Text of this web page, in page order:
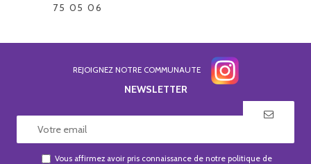
75 05 06
REJOIGNEZ NOTRE COMMUNAUTE
NEWSLETTER
Vous affirmez avoir pris connaissance de notre politique de